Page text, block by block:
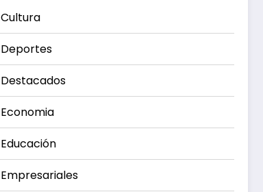
Cultura
Deportes
Destacados
Economia
Educación
Empresariales